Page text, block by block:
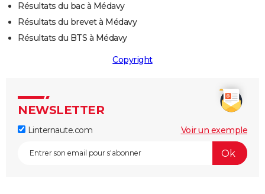
Résultats du bac à Médavy
Résultats du brevet à Médavy
Résultats du BTS à Médavy
Copyright
NEWSLETTER
Linternaute.com Voir un exemple